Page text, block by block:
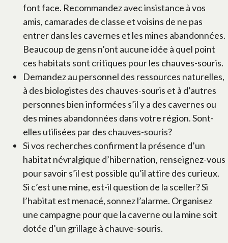
font face. Recommandez avec insistance à vos
amis, camarades de classe et voisins de ne pas
entrer dans les cavernes et les mines abandonnées.
Beaucoup de gens n’ont aucune idée à quel point
ces habitats sont critiques pour les chauves-souris.
Demandez au personnel des ressources naturelles,
à des biologistes des chauves-souris et à d’autres
personnes bien informées s’il y a des cavernes ou
des mines abandonnées dans votre région. Sont-
elles utilisées par des chauves-souris?
Si vos recherches confirment la présence d’un
habitat névralgique d’hibernation, renseignez-vous
pour savoir s’il est possible qu’il attire des curieux.
Si c’est une mine, est-il question de la sceller? Si
l’habitat est menacé, sonnez l’alarme. Organisez
une campagne pour que la caverne ou la mine soit
dotée d’un grillage à chauve-souris.